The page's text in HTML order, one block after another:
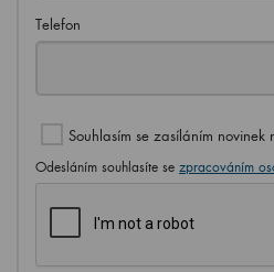
Telefon
Souhlasím se zasíláním novinek
Odesláním souhlasíte se zpracováním